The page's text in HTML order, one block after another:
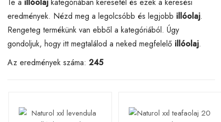
eredmények. Nézd meg a legolcsóbb és legjobb illóolaj.
Rengeteg termékünk van ebből a kategóriából. Úgy
gondoljuk, hogy itt megtalálod a neked megfelelő illóolaj.
Az eredmények száma: 245